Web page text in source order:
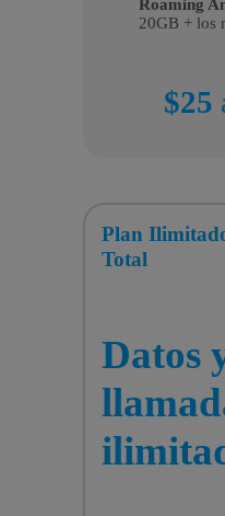
Roaming
20GB + los
$25
Plan
Total
Datos